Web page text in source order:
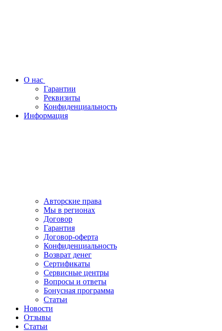
О нас
Гарантии
Реквизиты
Конфиденциальность
Информация
Авторские права
Мы в регионах
Договор
Гарантия
Договор-оферта
Конфиденциальность
Возврат денег
Сертификаты
Сервисные центры
Вопросы и ответы
Бонусная программа
Статьи
Новости
Отзывы
Статьи